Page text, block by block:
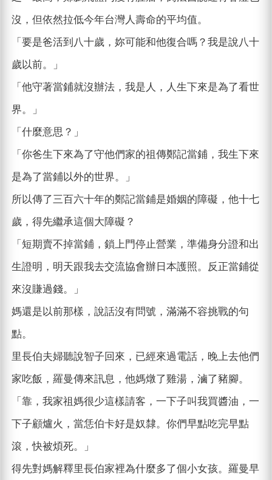
沒，但依然拉低今年台灣人壽命的平均值。
「要是爸活到八十歲，妳可能和他復合嗎？我是說八十
歲以前。」
「他守著當鋪就沒辦法，我是人，人生下來是為了看世
界。」
「什麼意思？」
「你爸生下來為了守他們家的祖傳鄭記當鋪，我生下來
是為了當鋪以外的世界。」
所以傳了三百六十年的鄭記當鋪是婚姻的障礙，他十七
歲，得先繼承這個大障礙？
「短期賣不掉當鋪，鎖上門停止營業，準備身分證和出
生證明，明天跟我去交流協會辦日本護照。反正當鋪從
來沒賺過錢。」
媽還是以前那樣，說話沒有問號，滿滿不容挑戰的句
點。
里長伯夫婦聽說智子回來，已經來過電話，晚上去他們
家吃飯，羅曼傳來訊息，他媽燉了雞湯，滷了豬腳。
「靠，我家祖媽很少這樣請客，一下子叫我買醬油，一
下子顧爐火，當恁伯卡好是奴隸。你們早點吃完早點
滾，快被煩死。」
得先對媽解釋里長伯家裡為什麼多了個小女孩。羅曼早